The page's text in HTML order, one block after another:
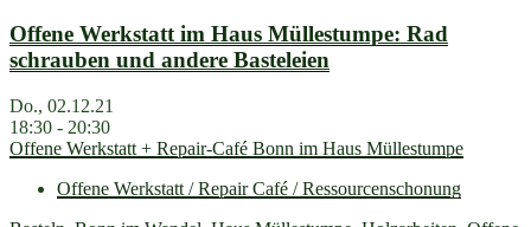
Offene Werkstatt im Haus Müllestumpe: Rad
schrauben und andere Basteleien
Do., 02.12.21
18:30 - 20:30
Offene Werkstatt + Repair-Café Bonn im Haus Müllestumpe
Offene Werkstatt / Repair Café / Ressourcenschonung